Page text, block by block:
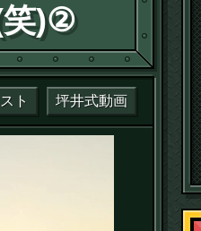
笑)②
ト 坪井式動画